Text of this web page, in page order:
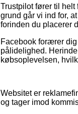
Trustpilot fører til
grund går vi ind for,
forinden du placerer
Facebook forærer
pålidelighed.
købsoplevelsen,
Websitet er
og tager imod